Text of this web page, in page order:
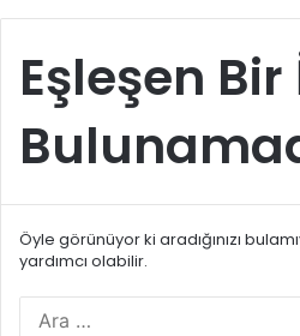
Eşleşen
Öyle görünüyor ki aradığınızı
yardımcı olabilir.